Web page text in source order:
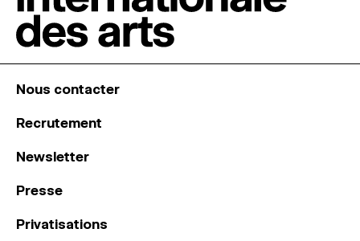
Nous contacter
Recrutement
Newsletter
Presse
Privatisations